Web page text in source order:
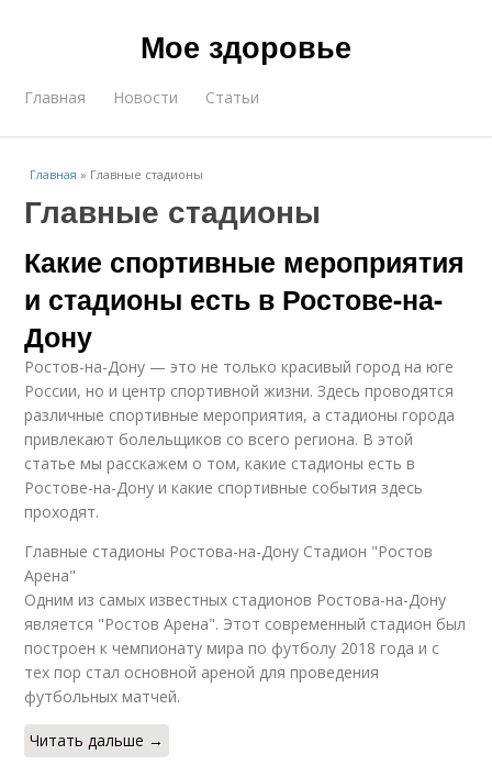
Мое здоровье
Главная Новости Статьи
Главная » Главные стадионы
Главные стадионы
Какие спортивные мероприятия
и стадионы есть в Ростове-на-
Дону
Ростов-на-Дону — это не только красивый город на юге
России, но и центр спортивной жизни. Здесь проводятся
различные спортивные мероприятия, а стадионы города
привлекают болельщиков со всего региона. В этой
статье мы расскажем о том, какие стадионы есть в
Ростове-на-Дону и какие спортивные события здесь
проходят.
Главные стадионы Ростова-на-Дону Стадион "Ростов
Арена"
Одним из самых известных стадионов Ростова-на-Дону
является "Ростов Арена". Этот современный стадион был
построен к чемпионату мира по футболу 2018 года и с
тех пор стал основной ареной для проведения
футбольных матчей.
Читать дальше →